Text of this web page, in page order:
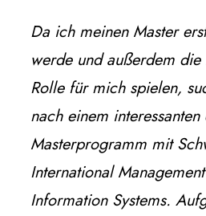
Da ich meinen Master
werde und außerdem die
Rolle für mich spielen,
nach einem
Masterprogramm mit
International
Information Systems.